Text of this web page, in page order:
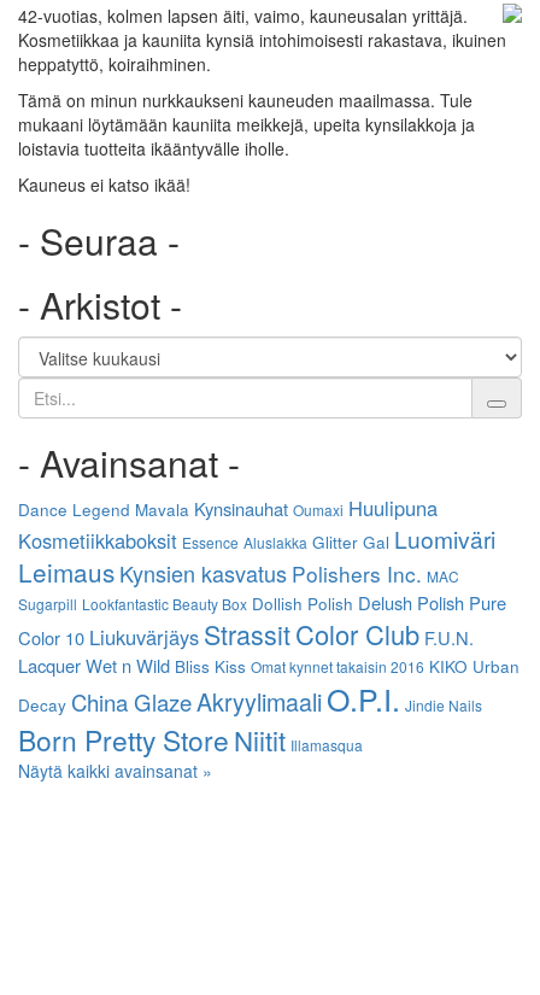
42-vuotias, kolmen lapsen äiti, vaimo, kauneusalan yrittäjä.
Kosmetiikkaa ja kauniita kynsiä intohimoisesti rakastava, ikuinen
heppatyttö, koiraihminen.
Tämä on minun nurkkaukseni kauneuden maailmassa. Tule
mukaani löytämään kauniita meikkejä, upeita kynsilakkoja ja
loistavia tuotteita ikääntyvälle iholle.
Kauneus ei katso ikää!
- Seuraa -
- Arkistot -
Etsi
- Avainsanat -
Dance Legend Mavala Kynsinauhat Oumaxi Huulipuna
Kosmetiikkaboksit Essence Aluslakka Glitter Gal Luomiväri
LeimausKynsien kasvatus Polishers Inc. MAC
Sugarpill Lookfantastic Beauty Box Dollish Polish Delush Polish Pure
Color 10 Liukuvärjäys StrassitColor Club F.U.N.
LacquerWet n Wild Bliss Kiss Omat kynnet takaisin 2016 KIKO Urban
Decay China GlazeAkryylimaaliO.P.I. Jindie Nails
Born Pretty StoreNiitit Illamasqua
Näytä kaikki avainsanat »